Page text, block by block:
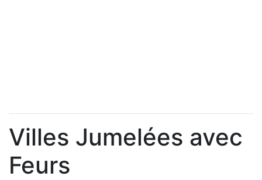
Villes Jumelées avec
Feurs